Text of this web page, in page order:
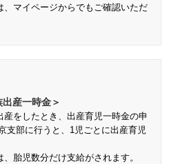
、マイページからでもご確認いただ
産一時金＞
をしたとき、出産育児一時金の申
支部に行うと、1児ごとに出産育児
胎児数分だけ支給がされます。